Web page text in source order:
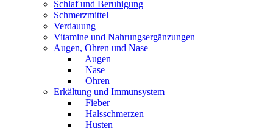
Schlaf und Beruhigung
Schmerzmittel
Verdauung
Vitamine und Nahrungsergänzungen
Augen, Ohren und Nase
– Augen
– Nase
– Ohren
Erkältung und Immunsystem
– Fieber
– Halsschmerzen
– Husten